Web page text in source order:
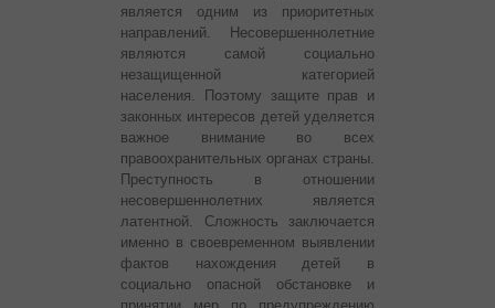
является одним из приоритетных
направлений. Несовершеннолетние
являются самой социально
незащищенной категорией
населения. Поэтому защите прав и
законных интересов детей уделяется
важное внимание во всех
правоохранительных органах страны.
Преступность в отношении
несовершеннолетних является
латентной. Сложность заключается
именно в своевременном выявлении
фактов нахождения детей в
социально опасной обстановке и